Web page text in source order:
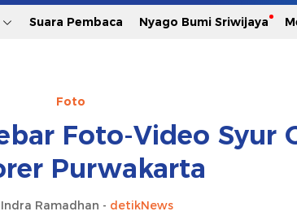
Suara Pembaca Nyago Bumi Sriwijaya
Foto
Foto-Video Syur
Purwakarta
Ramadhan - detikNews